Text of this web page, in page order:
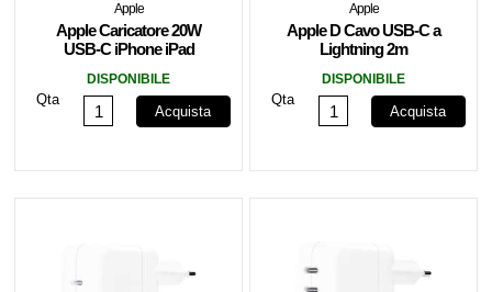
Apple
Apple Caricatore 20W
USB-C iPhone iPad
DISPONIBILE
Qta
Acquista
Apple
Apple D Cavo USB-C a
Lightning 2m
DISPONIBILE
Qta
Acquista